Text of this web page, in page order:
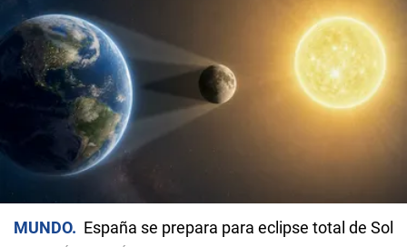
MUNDO España se prepara para eclipse total de Sol